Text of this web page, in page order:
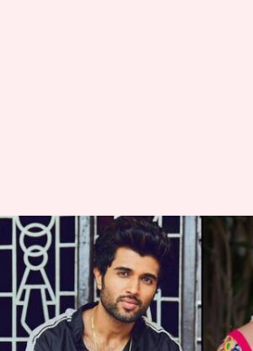
వైరల్ అవుతున్న THE
అనసూయ కోసమే
నెటిజన్లు
వ్రాసిన వారు Sriram Pranateja May 09, 2023